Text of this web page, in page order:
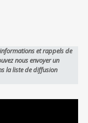
et rappels de
nous envoyer un
la liste de diffusion